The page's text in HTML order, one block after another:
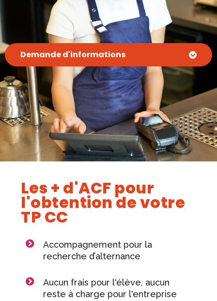
Demande d'informations
Les + d'ACF pour
l'obtention de votre
TP CC
Accompagnement pour la
recherche d’alternance
Aucun frais pour l'élève, aucun
reste à charge pour l'entreprise